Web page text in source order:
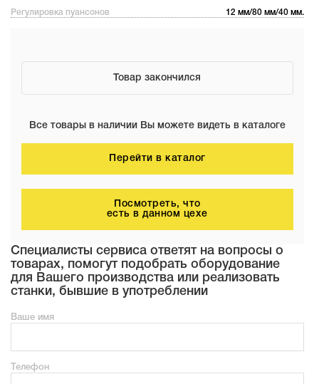
Регулировка пуансонов 12 мм/80 мм/40 мм.
Товар закончился
Все товары в наличии Вы можете видеть в каталоге
Перейти в каталог
Посмотреть, что
есть в данном цехе
Специалисты сервиса ответят на вопросы о
товарах, помогут подобрать оборудование
для Вашего производства или реализовать
станки, бывшие в употреблении
Ваше имя
Телефон